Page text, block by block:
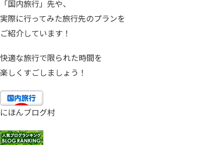
「国内旅行」先や、
実際に行ってみた旅行先のプランを
ご紹介しています！
快適な旅行で限られた時間を
楽しくすごしましょう！
にほんブログ村